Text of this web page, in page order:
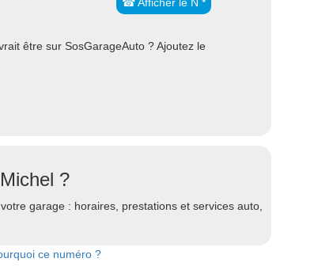
être sur SosGarageAuto ? Ajoutez le
?
garage : horaires, prestations et services auto,
ce numéro ?